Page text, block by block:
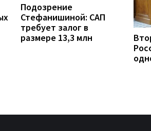
Подозрение
Стефанишиной: САП
требует залог в
размере 13,3 млн